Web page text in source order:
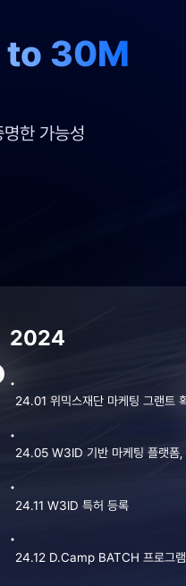
to 30M
한 가능성
2024
24.01 위믹스재단 마케팅 그랜트
24.05 W3ID 기반 마케팅 플랫폼
24.11 W3ID 특허 등록
24.12 D.Camp BATCH 프로그램